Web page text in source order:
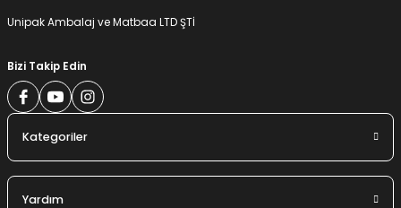
Unipak Ambalaj ve Matbaa LTD ŞTİ
Bizi Takip Edin
Kategoriler
Yardım